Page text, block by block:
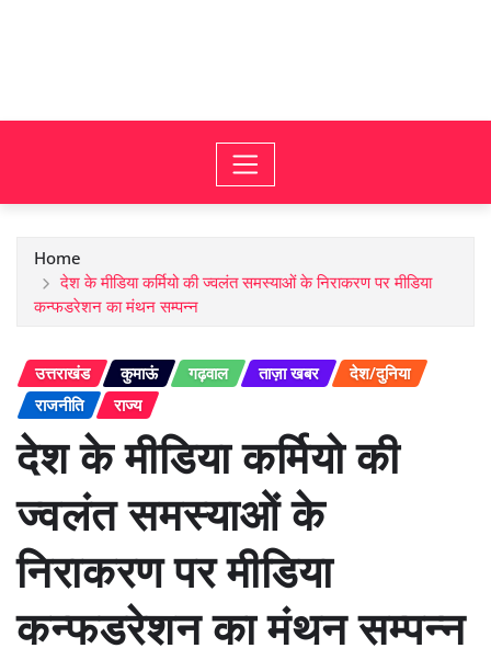
Home
देश के मीडिया कर्मियो की ज्वलंत समस्याओं के निराकरण पर मीडिया
कन्फडरेशन का मंथन सम्पन्न
उत्तराखंड कुमाऊं गढ़वाल ताज़ा खबर
देश/दुनिया
राजनीति
राज्य
देश के मीडिया कर्मियो की
ज्वलंत समस्याओं के
निराकरण पर मीडिया
कन्फडरेशन का मंथन सम्पन्न